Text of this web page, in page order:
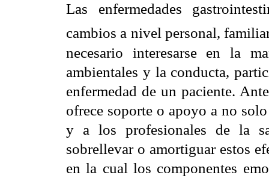
Las enfermedades
cambios a nivel personal,
necesario interesarse en la
ambientales y la conducta,
enfermedad de un paciente.
ofrece soporte o apoyo a no
y a los profesionales de la
sobrellevar o amortiguar estos
en la cual los componentes